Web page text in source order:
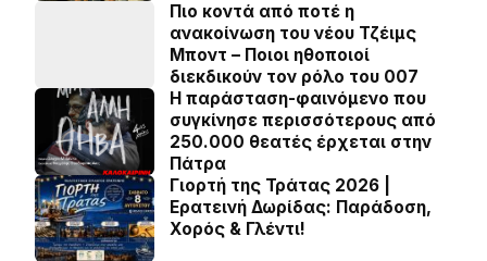
Πιο κοντά από ποτέ η
ανακοίνωση του νέου Τζέιμς
Μποντ – Ποιοι ηθοποιοί
διεκδικούν τον ρόλο του 007
Η παράσταση-φαινόμενο που
συγκίνησε περισσότερους από
250.000 θεατές έρχεται στην
Πάτρα
Γιορτή της Τράτας 2026 |
Ερατεινή Δωρίδας: Παράδοση,
Χορός & Γλέντι!